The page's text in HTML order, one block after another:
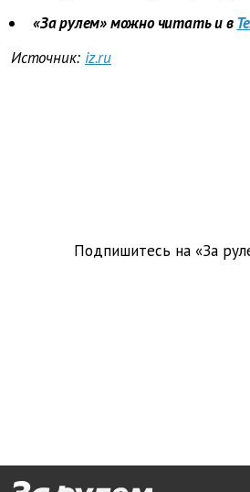
«За рулем» можно читать и в
Источник: iz.ru
Подпишитесь на «За